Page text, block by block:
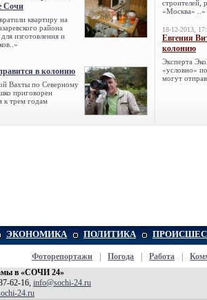
Сочи
квартиру на
района
изготовления и
в колонию
Вахты по Северному
приговорен
к трем годам
строителей,
«Москва» ..»
18-12-2013,
Евгения
колонию
Эксперта
«условно»
могут
ЭКОНОМИКА ПОЛИТИКА
Фоторепортажи Погода Работа
в «СОЧИ 24»
62-16, info@sochi-24.ru
24.ru